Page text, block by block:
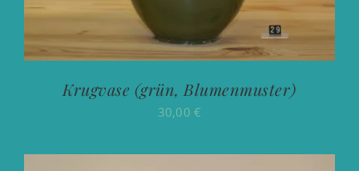
Krugvase (grün, Blumenmuster)
30,00€